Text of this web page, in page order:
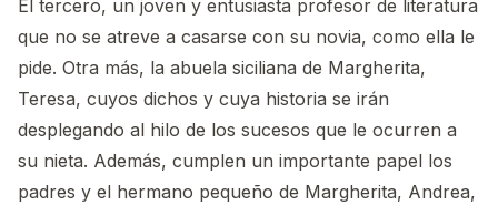
El tercero, un joven y entusiasta profesor de literatura
que no se atreve a casarse con su novia, como ella le
pide. Otra más, la abuela siciliana de Margherita,
Teresa, cuyos dichos y cuya historia se irán
desplegando al hilo de los sucesos que le ocurren a
su nieta. Además, cumplen un importante papel los
padres y el hermano pequeño de Margherita, Andrea,